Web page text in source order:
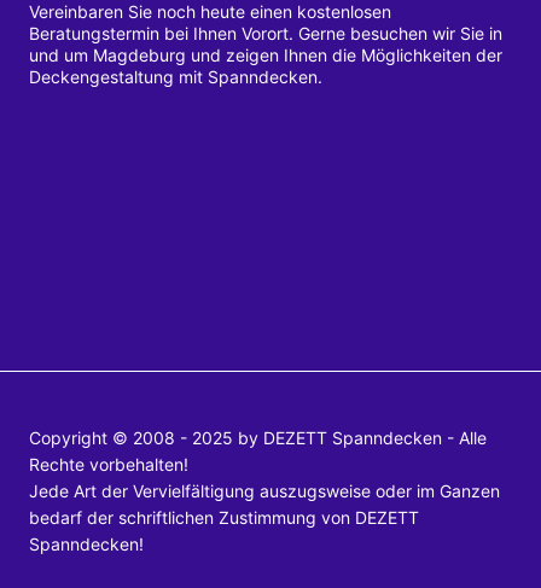
Vereinbaren Sie noch heute einen kostenlosen
Beratungstermin bei Ihnen Vorort. Gerne besuchen wir Sie in
und um Magdeburg und zeigen Ihnen die Möglichkeiten der
Deckengestaltung mit Spanndecken.
Copyright © 2008 - 2025 by DEZETT Spanndecken - Alle
Rechte vorbehalten!
Jede Art der Vervielfältigung auszugsweise oder im Ganzen
bedarf der schriftlichen Zustimmung von DEZETT
Spanndecken!